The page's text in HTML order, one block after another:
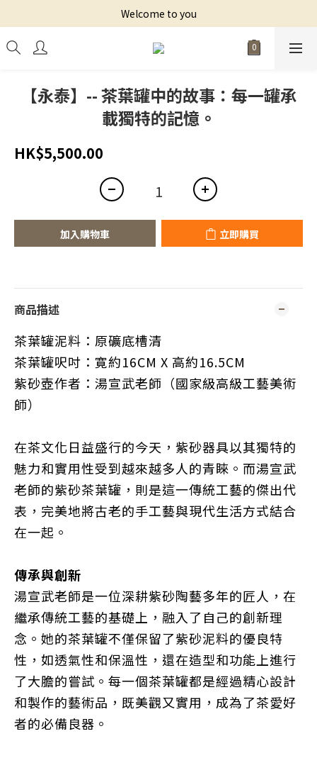
Welcome to you
【永泰】-- 茶葉罐中的故事：每一罐承
載獨特的記憶。
HK$5,500.00
加入購物車 立即購買
商品描述
茶葉罐泥料：原礦底槽清
茶葉罐呎吋：寛約16CM X 高約16.5CM
紫砂壺作者：湯宣武老師（國家級高級工藝美術
師）
在茶文化日益盛行的今天，紫砂器具以其獨特的
魅力和實用性受到越來越多人的青睞。而湯宣武
老師的紫砂茶葉罐，則是這一傳統工藝的傑出代
表，完美地將古老的手工藝與現代生活方式結合
在一起。
傳承與創新
湯宣武老師是一位深耕紫砂陶藝多年的匠人，在
繼承傳統工藝的基礎上，融入了自己的創新理
念。她的茶葉罐不僅保留了紫砂泥料的優良特
性，如透氣性和保溫性，還在造型和功能上進行
了大膽的嘗試。每一個茶葉罐都是經過精心設計
和製作的藝術品，既美觀又實用，成為了茶愛好
者的必備良器。